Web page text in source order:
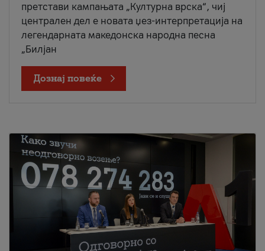
претстави кампањата „Културна врска“, чиј
централен дел е новата џез-интерпретација на
легендарната македонска народна песна
„Билјан
Дознај повеќе